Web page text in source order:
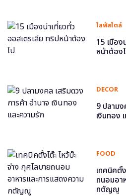
ไลฟ์สไตล์
15 เมือง
หน้าต้อง
DECOR
9 ปลาม
เงินทอง
FOOD
เทคนิคตั้
ถนอมอา
กตัญญู